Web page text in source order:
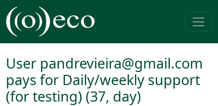
Pular para o conteúdo
Navegação principal
User pandrevieira@gmail.com
pays for Daily/weekly support
(for testing) (37, day)